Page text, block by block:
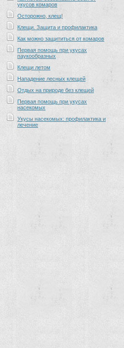
укусов комаров
Осторожно, клещ!
Клещи. Защита и профилактика
Как можно защититься от комаров
Первая помощь при укусах
паукообразных
Клещи летом
Нападение лесных клещей
Отдых на природе без клещей
Первая помощь при укусах
насекомых
Укусы насекомых: профилактика и
лечение